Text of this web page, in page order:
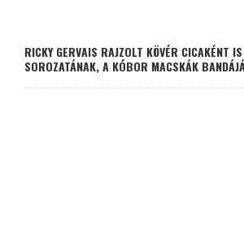
RICKY GERVAIS RAJZOLT KÖVÉR CICAKÉNT
SOROZATÁNAK, A KÓBOR MACSKÁK